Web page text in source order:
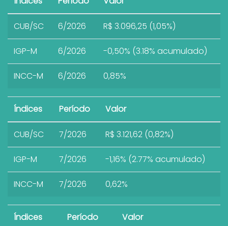
CUB/SC 6/2026 R$ 3.096,25 (1,05%)
IGP-M 6/2026 -0,50% (3.18% acumulado)
INCC-M 6/2026 0,85%
Índices Período Valor
CUB/SC 7/2026 R$ 3.121,62 (0,82%)
IGP-M 7/2026 -1,16% (2.77% acumulado)
INCC-M 7/2026 0,62%
Índices Período Valor